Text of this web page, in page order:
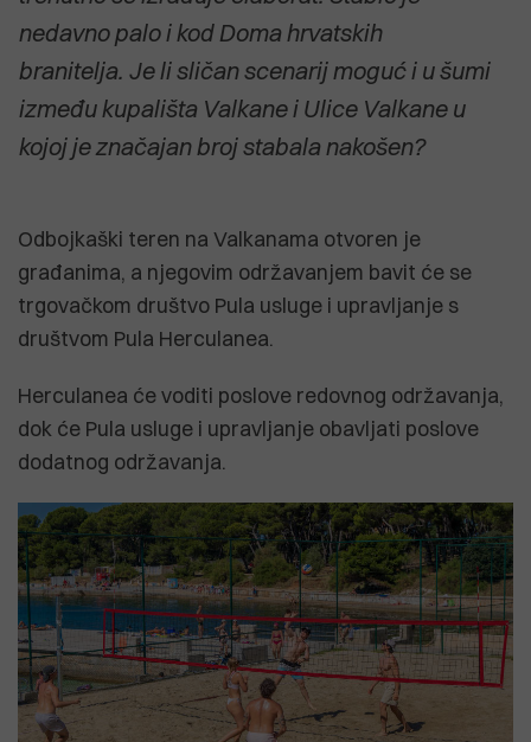
nedavno palo i kod Doma hrvatskih
branitelja. Je li sličan scenarij moguć i u šumi
između kupališta Valkane i Ulice Valkane u
kojoj je značajan broj stabala nakošen?
Odbojkaški teren na Valkanama otvoren je
građanima, a njegovim održavanjem bavit će se
trgovačkom društvo Pula usluge i upravljanje s
društvom Pula Herculanea.
Herculanea će voditi poslove redovnog održavanja,
dok će Pula usluge i upravljanje obavljati poslove
dodatnog održavanja.